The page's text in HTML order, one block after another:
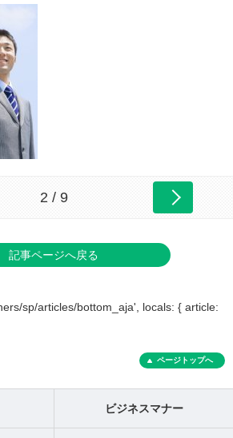
2 / 9
記事ページへ戻る
sp/articles/bottom_aja', locals: { article:
ページトップへ
ビジネスマナー